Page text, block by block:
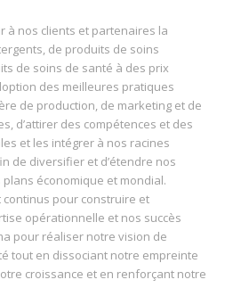
à nos clients et partenaires la
de produits de soins
de soins de santé à des prix
des meilleures pratiques
de production, de marketing et de
d’attirer des compétences et des
et les intégrer à nos racines
de diversifier et d’étendre nos
économique et mondial.
pour construire et
opérationnelle et nos succès
pour réaliser notre vision de
tout en dissociant notre empreinte
croissance et en renforçant notre